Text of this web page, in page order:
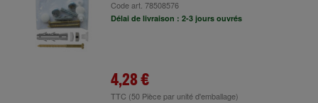
Code art. 78508576
Délai de livraison : 2-3 jours ouvrés
4,28 €
TTC (50 Pièce par unité d'emballage)